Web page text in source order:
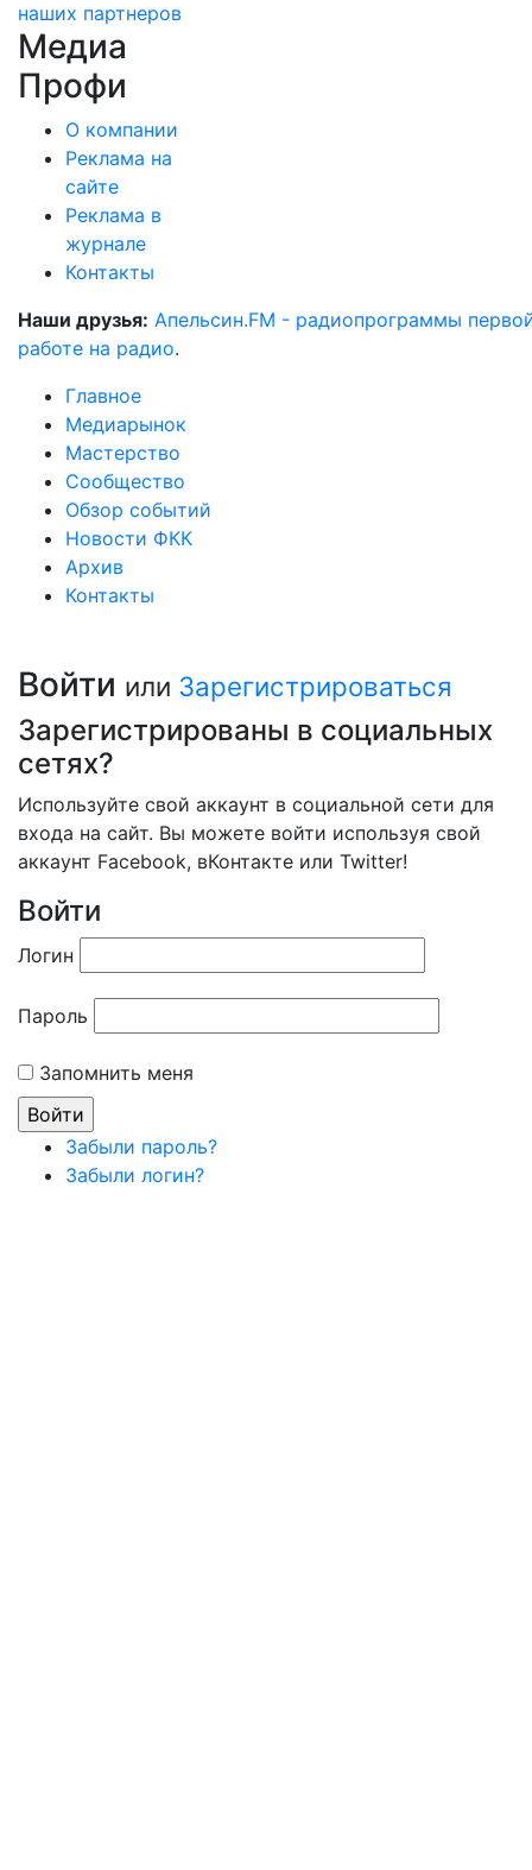
наших партнеров
Медиа
Профи
О компании
Реклама на
сайте
Реклама в
журнале
Контакты
Наши друзья: Апельсин.FM - радиопрограммы
работе на радио.
Главное
Медиарынок
Мастерство
Сообщество
Обзор событий
Новости ФКК
Архив
Контакты
Войти или Зарегистрироваться
Зарегистрированы в социальных
сетях?
Используйте свой аккаунт в социальной сети для
входа на сайт. Вы можете войти используя свой
аккаунт Facebook, вКонтакте или Twitter!
Войти
Логин
Пароль
Запомнить меня
Забыли пароль?
Забыли логин?